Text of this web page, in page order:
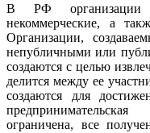
В РФ организации
некоммерческие, а
Организации,
непубличными или
создаются с целью
делится между ее
создаются для
ограничена, все